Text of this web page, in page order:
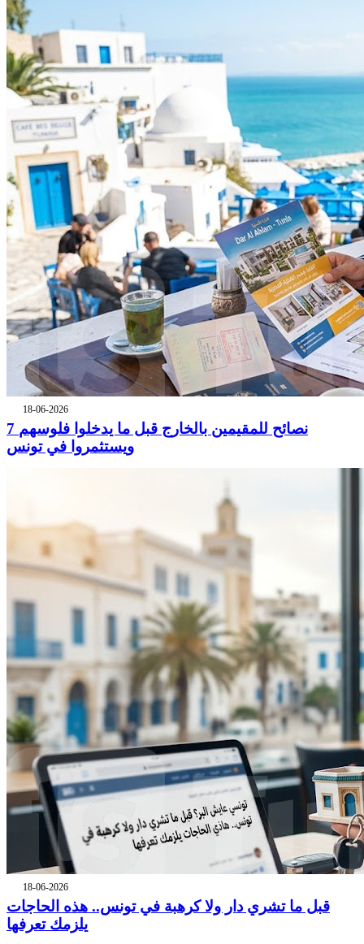
18-06-2026
7 نصائح للمقيمين بالخارج قبل ما يدخلوا فلوسهم
ويستثمروا في تونس
18-06-2026
قبل ما تشري دار ولا كرهبة في تونس.. هذه الحاجات
يلزمك تعرفها